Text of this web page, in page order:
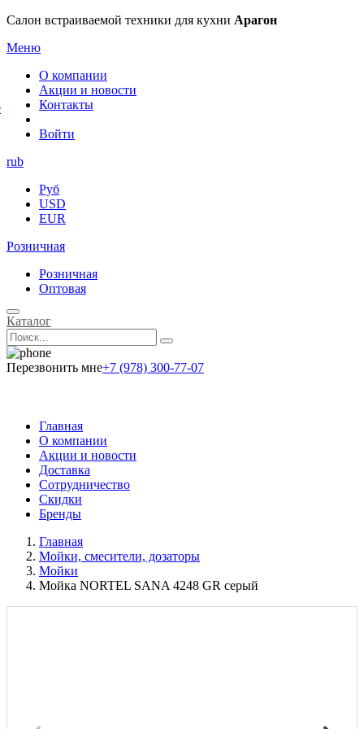
Салон встраиваемой техники для кухни Арагон
Меню
О компании
Акции и новости
Контакты
Войти
rub
Руб
USD
EUR
Розничная
Розничная
Оптовая
Каталог
Перезвонить мне+7 (978) 300-77-07
Главная
О компании
Акции и новости
Доставка
Сотрудничество
Скидки
Бренды
Главная
Мойки, смесители, дозаторы
Мойки
Мойка NORTEL SANA 4248 GR серый